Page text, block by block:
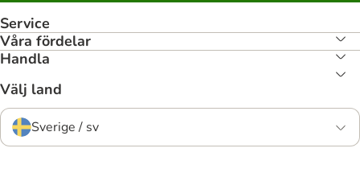
Service
Våra fördelar
Handla
Välj land
Sverige / sv